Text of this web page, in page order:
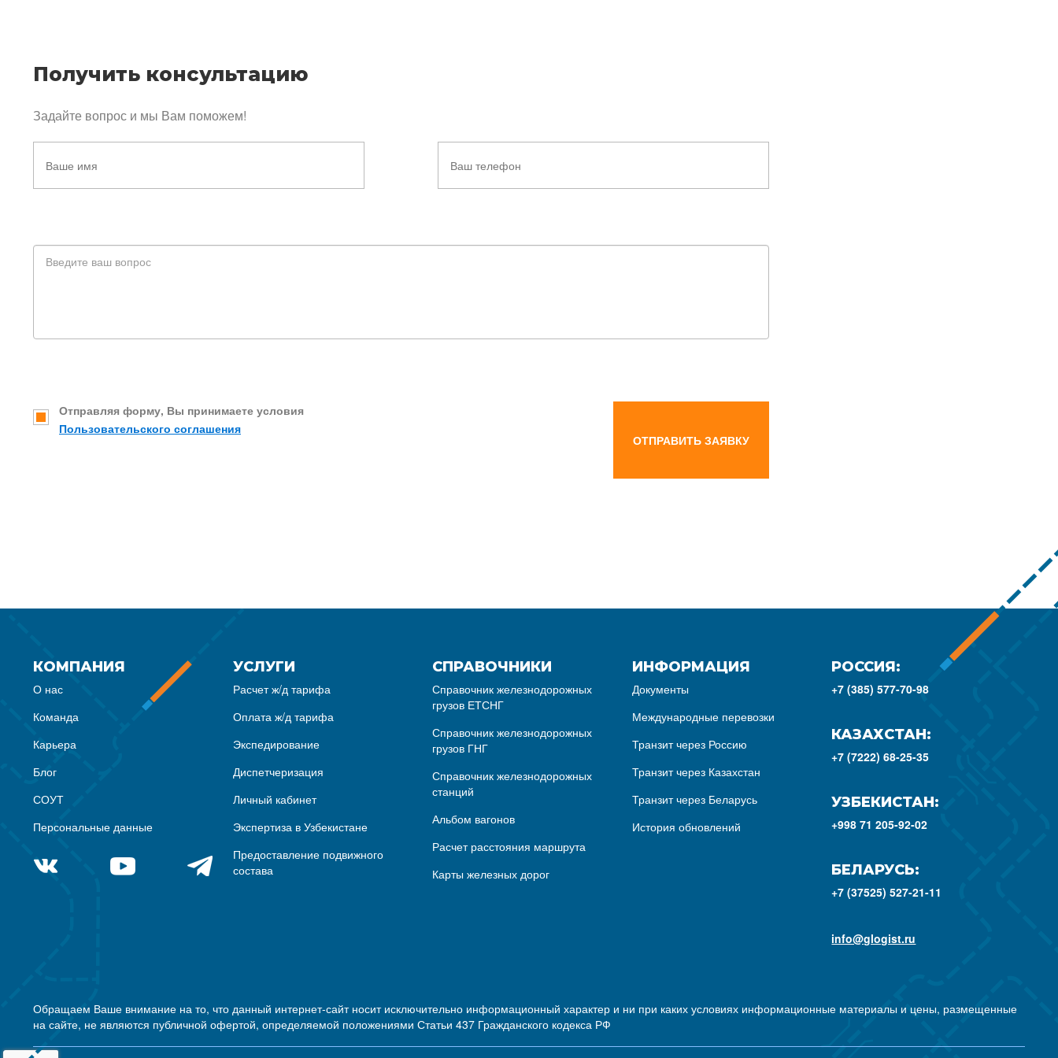
Получить консультацию
Задайте вопрос и мы Вам поможем!
Отправляя форму, Вы принимаете условия
Пользовательского соглашения
ОТПРАВИТЬ ЗАЯВКУ
КОМПАНИЯ
О нас
Команда
Карьера
Блог
СОУТ
Персональные данные
УСЛУГИ
Расчет ж/д тарифа
Оплата ж/д тарифа
Экспедирование
Диспетчеризация
Личный кабинет
Экспертиза в Узбекистане
Предоставление подвижного
состава
СПРАВОЧНИКИ
Справочник железнодорожных
грузов ЕТСНГ
Справочник железнодорожных
грузов ГНГ
Справочник железнодорожных
станций
Альбом вагонов
Расчет расстояния маршрута
Карты железных дорог
ИНФОРМАЦИЯ
Документы
Международные перевозки
Транзит через Россию
Транзит через Казахстан
Транзит через Беларусь
История обновлений
РОССИЯ:
+7 (385) 577-70-98
КАЗАХСТАН:
+7 (7222) 68-25-35
УЗБЕКИСТАН:
+998 71 205-92-02
БЕЛАРУСЬ:
+7 (37525) 527-21-11
info@glogist.ru
Обращаем Ваше внимание на то, что данный интернет-сайт носит исключительно информационный характер и ни при каких условиях информационные материалы и цены, размещенные
на сайте, не являются публичной офертой, определяемой положениями Статьи 437 Гражданского кодекса РФ